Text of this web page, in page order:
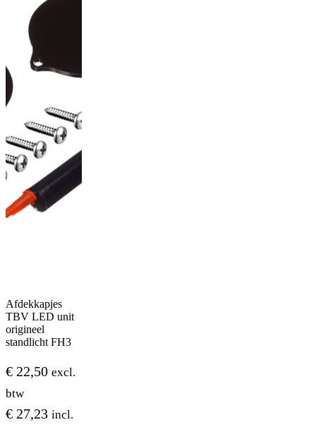
Afdekkapjes
TBV LED unit
origineel
standlicht FH3
€ 22,50 excl.
btw
€ 27,23 incl.